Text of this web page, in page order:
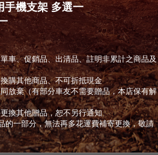
手機支架 多選一
車、促銷品、出清品、註明非累計之商品及
購其他商品、不可折抵現金
放棄（有部分車友不需要贈品，本店保有解
換其他贈品，恕不另行通知
的一部分，無法再多花運費補寄更換，敬請